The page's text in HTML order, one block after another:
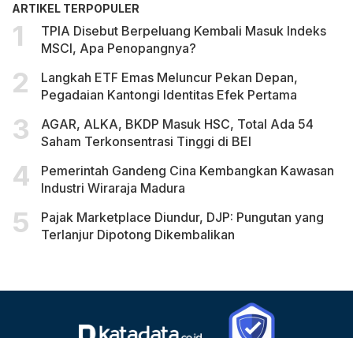
ARTIKEL TERPOPULER
TPIA Disebut Berpeluang Kembali Masuk Indeks
MSCI, Apa Penopangnya?
Langkah ETF Emas Meluncur Pekan Depan,
Pegadaian Kantongi Identitas Efek Pertama
AGAR, ALKA, BKDP Masuk HSC, Total Ada 54
Saham Terkonsentrasi Tinggi di BEI
Pemerintah Gandeng Cina Kembangkan Kawasan
Industri Wiraraja Madura
Pajak Marketplace Diundur, DJP: Pungutan yang
Terlanjur Dipotong Dikembalikan